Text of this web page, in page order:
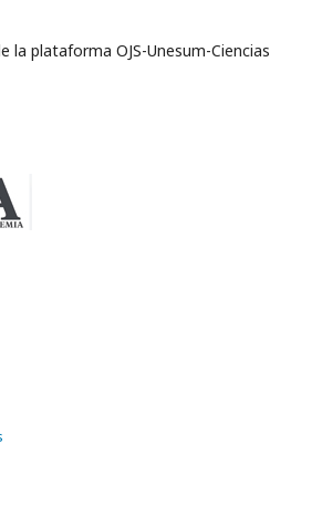
plataforma OJS-Unesum-Ciencias